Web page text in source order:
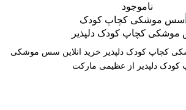
ناموجود
کچاپ کودک دلپذیر
کچاپ کودک دلپذیر خرید انلاین سس موشکی
کودک دلپذیر از عظیمی مارکت